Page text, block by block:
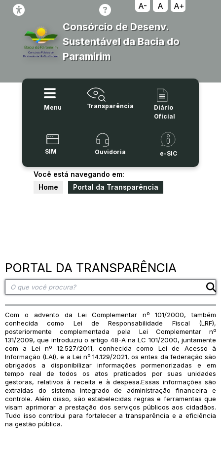
A- A A+
Consórcio de Desenv.
Sustentável da Bacia do
Paramirim
Menu Transparência
Diário
Oficial
SIM Ouvidoria e-SIC
Você está navegando em:
Home
Portal da Transparência
PORTAL DA TRANSPARÊNCIA
Com o advento da Lei Complementar nº 101/2000, também
conhecida como Lei de Responsabilidade Fiscal (LRF),
posteriormente complementada pela Lei Complementar nº
131/2009, que introduziu o artigo 48-A na LC 101/2000, juntamente
com a Lei nº 12.527/2011, conhecida como Lei de Acesso à
Informação (LAI), e a Lei nº 14.129/2021, os entes da federação são
obrigados a disponibilizar informações pormenorizadas e em
tempo real de todos os atos praticados por suas unidades
gestoras, relativos à receita e à despesa.Essas informações são
extraídas do sistema integrado de administração financeira e
controle. Além disso, são estabelecidas regras e ferramentas que
visam aprimorar a prestação dos serviços públicos aos cidadãos.
Tudo isso contribui para fortalecer a transparência e a eficiência
na gestão pública.